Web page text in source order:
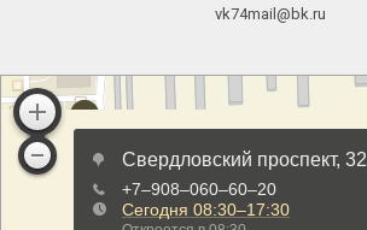
vk74mail@bk.ru